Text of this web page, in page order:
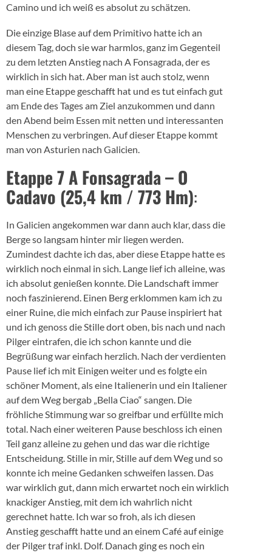
Camino und ich weiß es absolut zu schätzen.
Die einzige Blase auf dem Primitivo hatte ich an
diesem Tag, doch sie war harmlos, ganz im Gegenteil
zu dem letzten Anstieg nach A Fonsagrada, der es
wirklich in sich hat. Aber man ist auch stolz, wenn
man eine Etappe geschafft hat und es tut einfach gut
am Ende des Tages am Ziel anzukommen und dann
den Abend beim Essen mit netten und interessanten
Menschen zu verbringen. Auf dieser Etappe kommt
man von Asturien nach Galicien.
Etappe 7 A Fonsagrada – O
Cadavo (25,4 km / 773 Hm):
In Galicien angekommen war dann auch klar, dass die
Berge so langsam hinter mir liegen werden.
Zumindest dachte ich das, aber diese Etappe hatte es
wirklich noch einmal in sich. Lange lief ich alleine, was
ich absolut genießen konnte. Die Landschaft immer
noch faszinierend. Einen Berg erklommen kam ich zu
einer Ruine, die mich einfach zur Pause inspiriert hat
und ich genoss die Stille dort oben, bis nach und nach
Pilger eintrafen, die ich schon kannte und die
Begrüßung war einfach herzlich. Nach der verdienten
Pause lief ich mit Einigen weiter und es folgte ein
schöner Moment, als eine Italienerin und ein Italiener
auf dem Weg bergab „Bella Ciao“ sangen. Die
fröhliche Stimmung war so greifbar und erfüllte mich
total. Nach einer weiteren Pause beschloss ich einen
Teil ganz alleine zu gehen und das war die richtige
Entscheidung. Stille in mir, Stille auf dem Weg und so
konnte ich meine Gedanken schweifen lassen. Das
war wirklich gut, dann mich erwartet noch ein wirklich
knackiger Anstieg, mit dem ich wahrlich nicht
gerechnet hatte. Ich war so froh, als ich diesen
Anstieg geschafft hatte und an einem Café auf einige
der Pilger traf inkl. Dolf. Danach ging es noch ein